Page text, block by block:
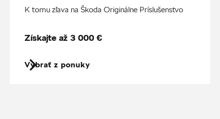
K tomu zľava na Škoda Originálne Príslušenstvo
Získajte až 3 000 €
Vybrať z ponuky